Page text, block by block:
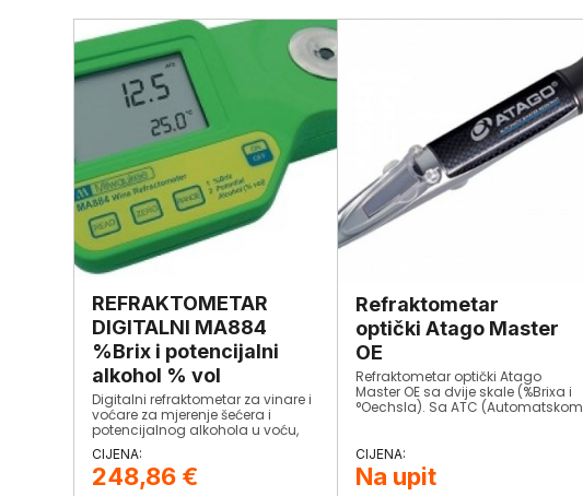
REFRAKTOMETAR
DIGITALNI MA884
%Brix i potencijalni
alkohol % vol
Digitalni refraktometar za vinare i
voćare za mjerenje šećera i
potencijalnog alkohola u voću,
vinu i proizvodima od grožđa kao
što je npr. mošt.
248,86 €
Refraktometar
optički Atago Master
OE
Refraktometar optički Atago
Master OE sa dvije skale (%Brixa i
°Oechsla). Sa ATC (Automatskom
od vlage i prašine.
Na upit